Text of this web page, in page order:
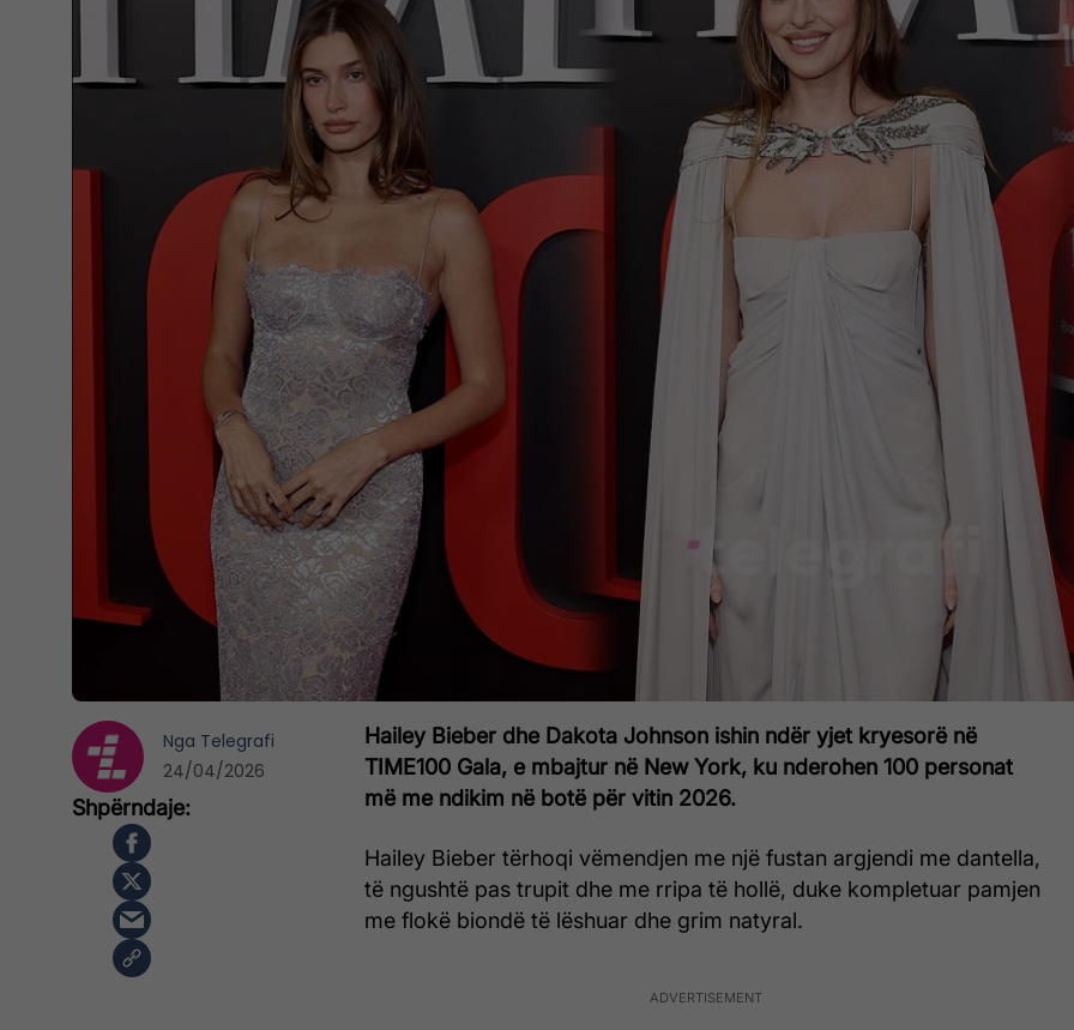
Hailey Bieber dhe Dakota Johnson ishin ndër yjet kryesorë në
TIME100 Gala, e mbajtur në New York, ku nderohen 100 personat
më me ndikim në botë për vitin 2026.
Hailey Bieber tërhoqi vëmendjen me një fustan argjendi me dantella,
të ngushtë pas trupit dhe me rripa të hollë, duke kompletuar pamjen
me flokë biondë të lëshuar dhe grim natyral.
Nga Telegrafi
24/04/2026